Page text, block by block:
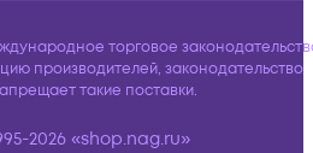
торговое
производителей, законодательство
такие поставки.
2026 «shop.nag.ru»